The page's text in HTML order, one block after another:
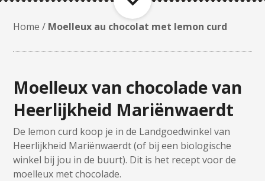
Home / Moelleux au chocolat met lemon curd
Moelleux van chocolade van
Heerlijkheid Mariënwaerdt
De lemon curd koop je in de Landgoedwinkel van
Heerlijkheid Mariënwaerdt (of bij een biologische
winkel bij jou in de buurt). Dit is het recept voor de
moelleux met chocolade.